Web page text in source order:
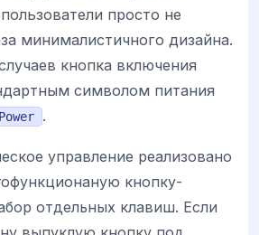
просто не
минималистичного дизайна.
кнопка включения
символом питания
Power .
управление реализовано
кнопку-
отдельных клавиш. Если